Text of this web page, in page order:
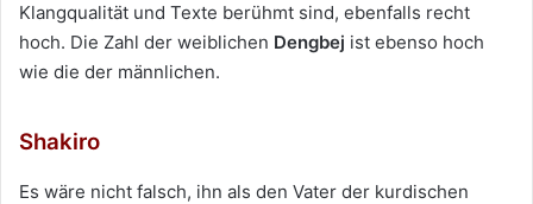
Klangqualität und Texte berühmt sind, ebenfalls recht
hoch. Die Zahl der weiblichen Dengbej ist ebenso hoch
wie die der männlichen.
Shakiro
Es wäre nicht falsch, ihn als den Vater der kurdischen